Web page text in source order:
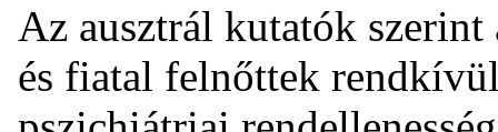
Az ausztrál kutatók
és fiatal felnőttek